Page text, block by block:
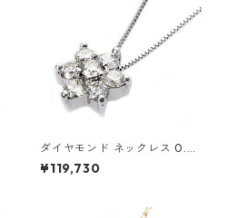
ダイヤモンド ネックレス 0.3c
t K18 ホワイトゴールド 0.3カ
ラット 花 フラワーモチーフ ペ
¥119,730